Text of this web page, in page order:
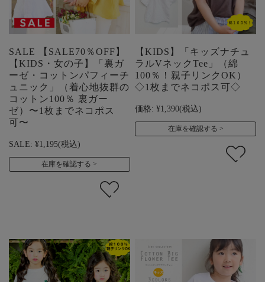
SALE 【SALE70％OFF】
【KIDS・女の子】「裏ガ
ーゼ・コットンパフィーチ
ュニック」（着心地抜群の
コットン100％ 裏ガー
ゼ）〜1枚までネコポス
可〜
SALE: ¥1,195(税込)
在庫を確認する
【KIDS】「キッズナチュ
ラルVネックTee」（綿
100％！親子リンクOK）
◇1枚までネコポス可◇
価格: ¥1,390(税込)
在庫を確認する